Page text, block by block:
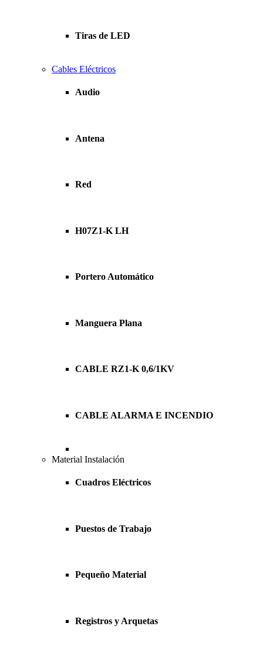
Tiras de LED
Cables Eléctricos
Audio
Antena
Red
H07Z1-K LH
Portero Automático
Manguera Plana
CABLE RZ1-K 0,6/1KV
CABLE ALARMA E INCENDIO
Material Instalación
Cuadros Eléctricos
Puestos de Trabajo
Pequeño Material
Registros y Arquetas